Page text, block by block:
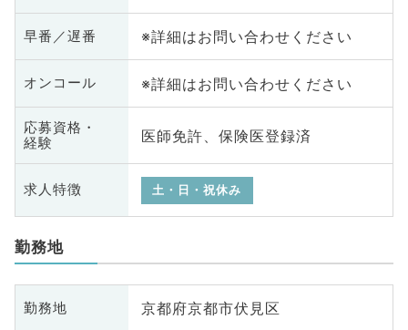
早番／遅番 ※詳細はお問い合わせください
オンコール ※詳細はお問い合わせください
応募資格・
経験
医師免許、保険医登録済
求人特徴 土・日・祝休み
勤務地
勤務地 京都府京都市伏見区